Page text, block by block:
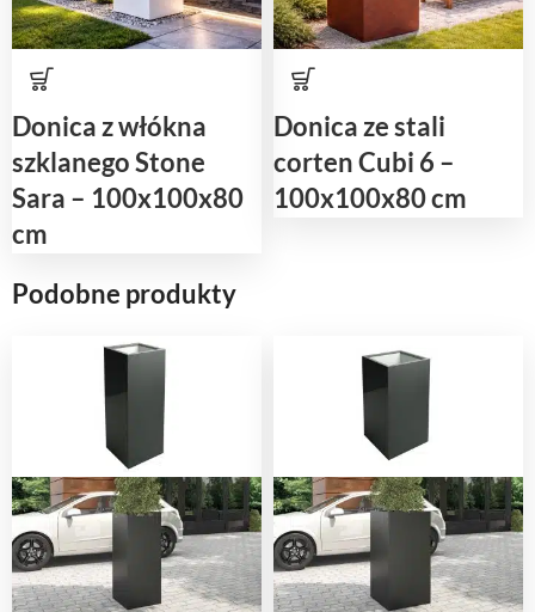
Donica z włókna
szklanego Stone
Sara – 100x100x80
cm
Donica ze stali
corten Cubi 6 –
100x100x80 cm
Podobne produkty